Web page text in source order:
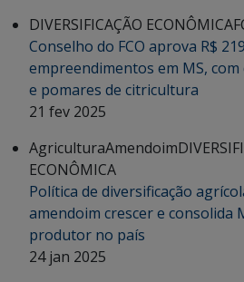
DIVERSIFICAÇÃO ECONÔMICA
Conselho do FCO aprova R$
empreendimentos em MS,
e pomares de citricultura
21 fev 2025
AgriculturaAmendoim
ECONÔMICA
Política de diversificação
amendoim crescer e consolida
produtor no país
24 jan 2025